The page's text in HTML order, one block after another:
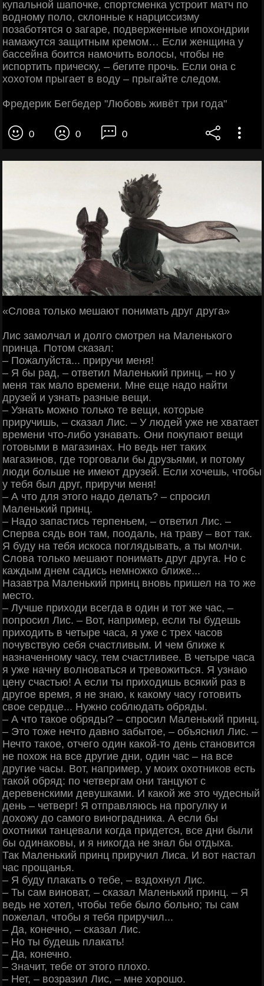
купальной шапочке, спортсменка устроит матч по
водному поло, склонные к нарциссизму
позаботятся о загаре, подверженные ипохондрии
намажутся защитным кремом… Если женщина у
бассейна боится намочить волосы, чтобы не
испортить прическу, – бегите прочь. Если она с
хохотом прыгает в воду – прыгайте следом.
Фредерик Бегбедер "Любовь живёт три года"
0 0 0
«Слова только мешают понимать друг друга»
Лис замолчал и долго смотрел на Маленького
принца. Потом сказал:
‒ Пожалуйста... приручи меня!
‒ Я бы рад, ‒ ответил Маленький принц, ‒ но у
меня так мало времени. Мне еще надо найти
друзей и узнать разные вещи.
‒ Узнать можно только те вещи, которые
приручишь, ‒ сказал Лис. ‒ У людей уже не хватает
времени что-либо узнавать. Они покупают вещи
готовыми в магазинах. Но ведь нет таких
магазинов, где торговали бы друзьями, и потому
люди больше не имеют друзей. Если хочешь, чтобы
у тебя был друг, приручи меня!
‒ А что для этого надо делать? ‒ спросил
Маленький принц.
‒ Надо запастись терпеньем, ‒ ответил Лис. ‒
Сперва сядь вон там, поодаль, на траву ‒ вот так.
Я буду на тебя искоса поглядывать, а ты молчи.
Слова только мешают понимать друг друга. Но с
каждым днем садись немножко ближе...
Назавтра Маленький принц вновь пришел на то же
место.
‒ Лучше приходи всегда в один и тот же час, ‒
попросил Лис. ‒ Вот, например, если ты будешь
приходить в четыре часа, я уже с трех часов
почувствую себя счастливым. И чем ближе к
назначенному часу, тем счастливее. В четыре часа
я уже начну волноваться и тревожиться. Я узнаю
цену счастью! А если ты приходишь всякий раз в
другое время, я не знаю, к какому часу готовить
свое сердце... Нужно соблюдать обряды.
‒ А что такое обряды? ‒ спросил Маленький принц.
‒ Это тоже нечто давно забытое, ‒ объяснил Лис. ‒
Нечто такое, отчего один какой-то день становится
не похож на все другие дни, один час ‒ на все
другие часы. Вот, например, у моих охотников есть
такой обряд: по четвергам они танцуют с
деревенскими девушками. И какой же это чудесный
день ‒ четверг! Я отправляюсь на прогулку и
дохожу до самого виноградника. А если бы
охотники танцевали когда придется, все дни были
бы одинаковы, и я никогда не знал бы отдыха.
Так Маленький принц приручил Лиса. И вот настал
час прощанья.
‒ Я буду плакать о тебе, ‒ вздохнул Лис.
‒ Ты сам виноват, ‒ сказал Маленький принц. ‒ Я
ведь не хотел, чтобы тебе было больно; ты сам
пожелал, чтобы я тебя приручил...
‒ Да, конечно, ‒ сказал Лис.
‒ Но ты будешь плакать!
‒ Да, конечно.
‒ Значит, тебе от этого плохо.
‒ Нет, ‒ возразил Лис, ‒ мне хорошо.